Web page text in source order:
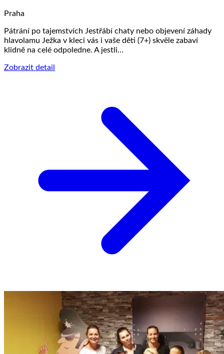
Praha
Pátrání po tajemstvích Jestřábí chaty nebo objevení záhady
hlavolamu Ježka v kleci vás i vaše děti (7+) skvěle zabaví
klidně na celé odpoledne. A jestli…
Zobrazit detail